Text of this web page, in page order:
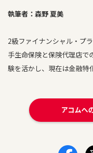
執筆者：森野 夏美
2級ファイナンシャル・プ
手生命保険と保険代理店で
験を活かし、現在は金融特
アコムへ